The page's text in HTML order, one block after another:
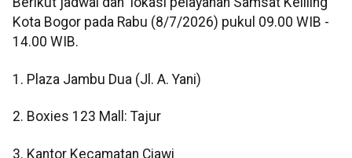
Kota Bogor pada Rabu (8/7/2026) pukul 09.00 WIB -
14.00 WIB.
1. Plaza Jambu Dua (Jl. A. Yani)
2. Boxies 123 Mall: Tajur
3. Kantor Kecamatan Ciawi